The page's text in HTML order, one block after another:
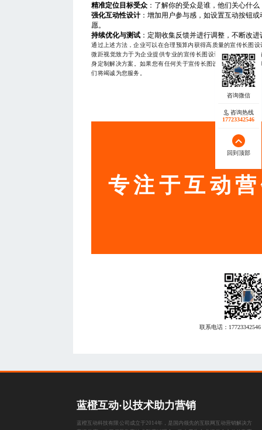
精准定位目标受众 ：了解你的受众是谁，他们关心什
强化互动性设计 ：增加用户参与感，如设置互动按钮
愿。
持续优化与测试 ：定期收集反馈并进行调整，不断改
通过上述方法，企业可以在合理预算内获得高质量的宣传长图
微距视觉致力于为企业提供专业的宣传长图设计服务，我们拥
身定制解决方案。如果您有任何关于宣传长图设计的需求，请
们将竭诚为您服务。
— THE
服务
专注于互动
联系电话： 17723342546
咨询热线
17723342546
回到顶部
蓝橙互动·以技术助力营销
蓝橙互动科技有限公司成立于2014年，是国内领先的互联网互动营销解决方